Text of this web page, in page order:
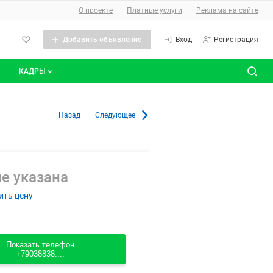
О сайте
О проекте Платные услуги Реклама на сайте
Добавить объявление Вход Регистрация
КАДРЫ
Назад Следующее
указана
цену
Показать телефон
+79038838....